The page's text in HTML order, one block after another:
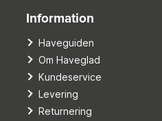
Information
Haveguiden
Om Haveglad
Kundeservice
Levering
Returnering